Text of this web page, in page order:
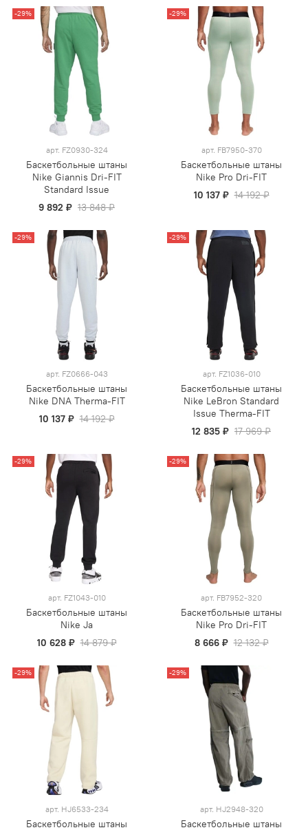
-29%
арт. FZ0930-324
Баскетбольные штаны
Nike Giannis Dri-FIT
Standard Issue
9 892 ₽ 13 848 ₽
-29%
арт. FB7950-370
Баскетбольные штаны
Nike Pro Dri-FIT
10 137 ₽ 14 192 ₽
-29%
арт. FZ0666-043
Баскетбольные штаны
Nike DNA Therma-FIT
10 137 ₽ 14 192 ₽
-29%
арт. FZ1036-010
Баскетбольные штаны
Nike LeBron Standard
Issue Therma-FIT
12 835 ₽ 17 969 ₽
-29%
арт. FZ1043-010
Баскетбольные штаны
Nike Ja
10 628 ₽ 14 879 ₽
-29%
арт. FB7952-320
Баскетбольные штаны
Nike Pro Dri-FIT
8 666 ₽ 12 132 ₽
-29%
арт. HJ6533-234
Баскетбольные штаны
-29%
арт. HJ2948-320
Баскетбольные штаны